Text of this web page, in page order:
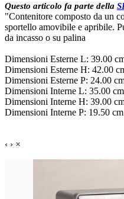
Questo articolo fa parte della
"Contenitore composto da un
sportello amovibile e apribile.
da incasso o su palina
Dimensioni Esterne L: 39.00
Dimensioni Esterne H: 42.00
Dimensioni Esterne P: 24.00
Dimensioni Interne L: 35.00 cm
Dimensioni Interne H: 39.00
Dimensioni Interne P: 19.50 cm
‹ › ×